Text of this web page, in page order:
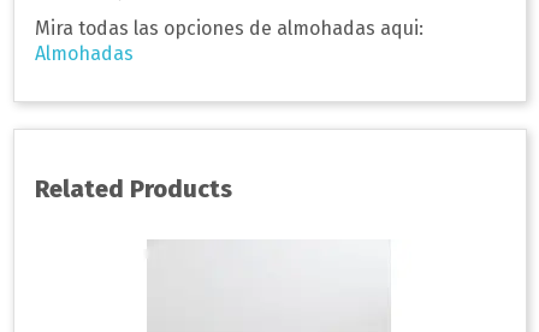
Mira todas las opciones de almohadas aqui:
Almohadas
Related Products